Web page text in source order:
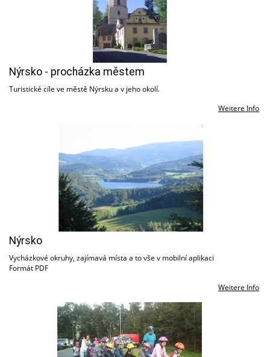
Nýrsko - procházka městem
Turistické cíle ve městě Nýrsku a v jeho okolí.
Weitere Info
Nýrsko
Vycházkové okruhy, zajímavá místa a to vše v mobilní aplikaci
Formát PDF
Weitere Info